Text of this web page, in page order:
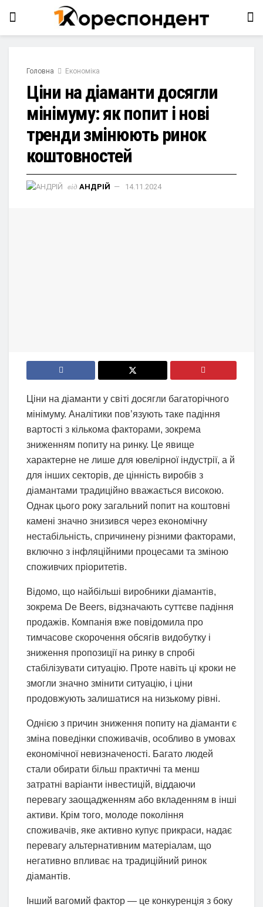
Головна Економіка
Ціни на діаманти досягли
мінімуму: як попит і нові
тренди змінюють ринок
коштовностей
від АНДРІЙ 14.11.2024
Ціни на діаманти у світі досягли багаторічного
мінімуму. Аналітики пов’язують таке падіння
вартості з кількома факторами, зокрема
зниженням попиту на ринку. Це явище
характерне не лише для ювелірної індустрії, а й
для інших секторів, де цінність виробів з
діамантами традиційно вважається високою.
Однак цього року загальний попит на коштовні
камені значно знизився через економічну
нестабільність, спричинену різними факторами,
включно з інфляційними процесами та зміною
споживчих пріоритетів.
Відомо, що найбільші виробники діамантів,
зокрема De Beers, відзначають суттєве падіння
продажів. Компанія вже повідомила про
тимчасове скорочення обсягів видобутку і
зниження пропозиції на ринку в спробі
стабілізувати ситуацію. Проте навіть ці кроки не
змогли значно змінити ситуацію, і ціни
продовжують залишатися на низькому рівні.
Однією з причин зниження попиту на діаманти є
зміна поведінки споживачів, особливо в умовах
економічної невизначеності. Багато людей
стали обирати більш практичні та менш
затратні варіанти інвестицій, віддаючи
перевагу заощадженням або вкладенням в інші
активи. Крім того, молоде покоління
споживачів, яке активно купує прикраси, надає
перевагу альтернативним матеріалам, що
негативно впливає на традиційний ринок
діамантів.
Інший вагомий фактор — це конкуренція з боку